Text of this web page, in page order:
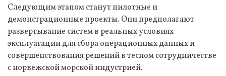
Следующим этапом станут пилотные и
демонстрационные проекты. Они предполагают
развертывание систем в реальных условиях
эксплуатации для сбора операционных данных и
совершенствования решений в тесном сотрудничестве
с норвежской морской индустрией.